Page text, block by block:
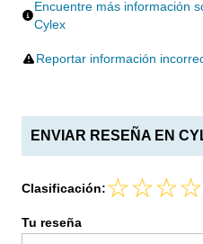
Encuentre más información
Cylex
Reportar información
ENVIAR RESEÑA EN
Clasificación:
Tu reseña